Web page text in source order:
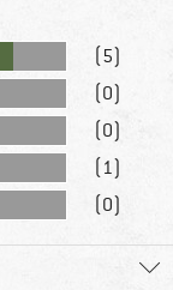
(5)
(0)
(0)
(1)
(0)